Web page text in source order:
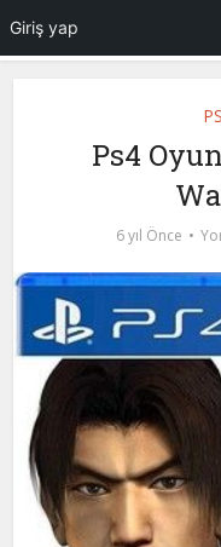
Ps4
6 yıl Önce
Giriş yap